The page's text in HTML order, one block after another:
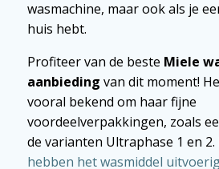
wasmachine, maar ook als je
huis hebt.
Profiteer van de beste Miele
aanbieding van dit moment!
vooral bekend om haar fijne
voordeelverpakkingen, zoals
de varianten Ultraphase 1 en
hebben het wasmiddel